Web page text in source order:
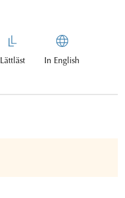
Lättläst In English